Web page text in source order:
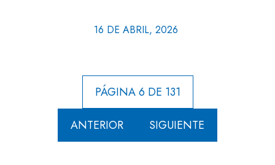
16 DE ABRIL, 2026
PÁGINA 6 DE 131
ANTERIOR SIGUIENTE